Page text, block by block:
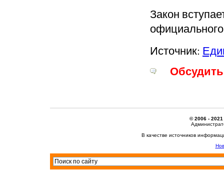
Закон
Источник:
© 2006 - 2021
В качестве источников